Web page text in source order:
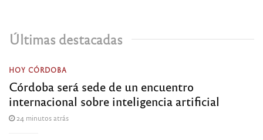
Últimas destacadas
HOY CÓRDOBA
Córdoba será sede de un encuentro
internacional sobre inteligencia artificial
24 minutos atrás